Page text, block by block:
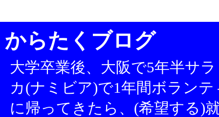
からたくブログ
大学卒業後、大阪で5年半サ
カ(ナミビア)で1年間ボラン
に帰ってきたら、(希望する)